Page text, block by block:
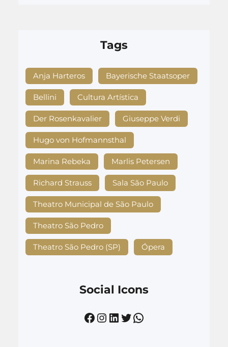
Tags
Anja Harteros Bayerische Staatsoper
Bellini Cultura Artística
Der Rosenkavalier Giuseppe Verdi
Hugo von Hofmannsthal
Marina Rebeka Marlis Petersen
Richard Strauss Sala São Paulo
Theatro Municipal de São Paulo
Theatro São Pedro
Theatro São Pedro (SP) Ópera
Social Icons
Facebook Instagram LinkedIn Twitter WhatsApp